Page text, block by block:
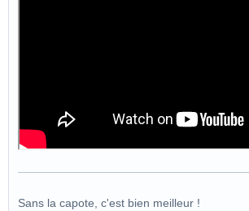
Sans la capote, c'est bien meilleur !